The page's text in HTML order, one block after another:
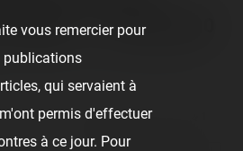
— 2 août 2020
agoby Coasterrider | Reading time:
👍 17 🤮 1 😍 1 😢 2 🙏 1
vous remercier pour
publications
qui servaient à
permis d'effectuer
à ce jour. Pour